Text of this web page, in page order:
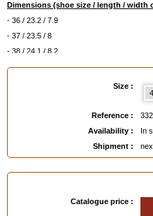
Dimensions (shoe size / length / width
- 36 / 23.2 / 7.9
- 37 / 23.5 / 8
- 38 / 24.1 / 8.2
- 39 / 24.8 / 7.8
- 45 / 28.9 / 9.5
- 46 / 29.5 / 9.7m
3324012240443
Size :
Reference :
Availability :
In
Shipment :
Catalogue price :